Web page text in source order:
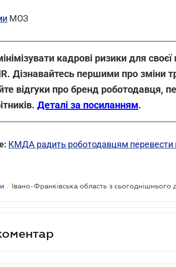
МОЗ
кадрові ризики для
Дізнавайтесь першими про зміни
відгуки про бренд роботодавця,
Деталі за посиланням.
КМДА радить роботодавцям перевести
/